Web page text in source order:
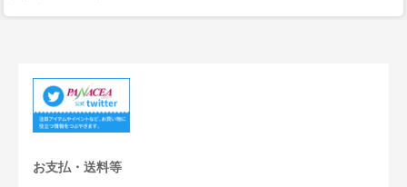
お支払・送料等